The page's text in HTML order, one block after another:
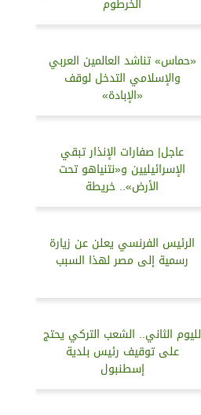
الخرطوم
«حماس» تناشد العالمين العربي
والإسلامي التدخل لوقف
«الإبادة»
عاجل| صفارات الإنذار تبقي
الإسرائيليين و«نتنياهو تحت
الأرض».. خريطة
الرئيس الفرنسي يعلن عن زيارة
رسمية إلى مصر لهذا السبب
لليوم الثاني.. الشعب التركي يحتج
على توقيف رئيس بلدية
إسطنبول